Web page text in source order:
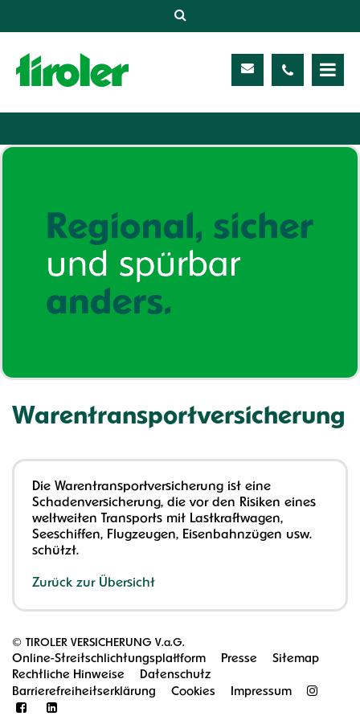
Service
Meine TIROLER
Karriere
Warentransportversicherung
Die Warentransportversicherung ist eine
Schadenversicherung, die vor den Risiken eines
weltweiten Transports mit Lastkraftwagen,
Seeschiffen, Flugzeugen, Eisenbahnzügen usw.
schützt.
Zurück zur Übersicht
© TIROLER VERSICHERUNG V.a.G.
Online-Streitschlichtungsplattform
Presse
Sitemap
Rechtliche Hinweise
Datenschutz
Barrierefreiheitserklärung
Cookies Impressum